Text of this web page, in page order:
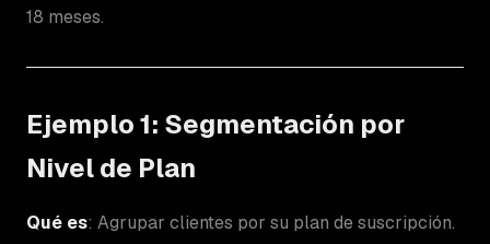
18 meses.
Ejemplo 1: Segmentación por
Nivel de Plan
Qué es: Agrupar clientes por su plan de suscripción.